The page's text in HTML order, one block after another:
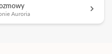
Auroria